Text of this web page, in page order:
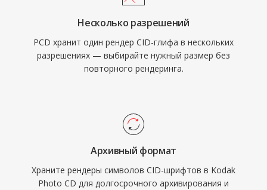
Несколько разрешений
PCD хранит один рендер CID-глифа в нескольких
разрешениях — выбирайте нужный размер без
повторного рендеринга.
Архивный формат
Храните рендеры символов CID-шрифтов в Kodak
Photo CD для долгосрочного архивирования и